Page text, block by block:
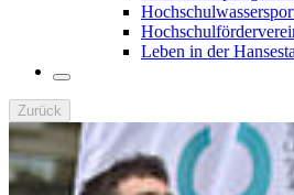
Leben in der
Zurück